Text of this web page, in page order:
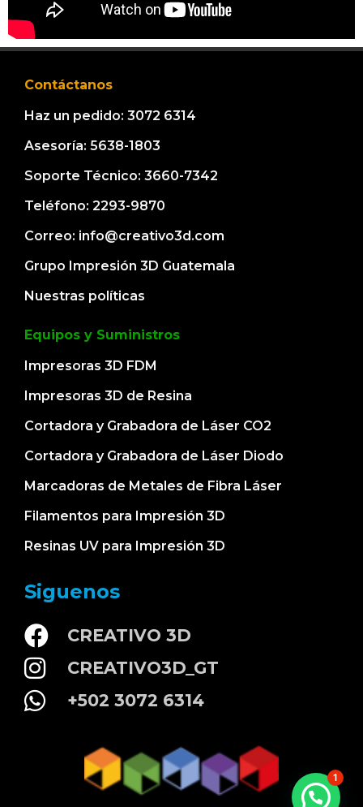
Contáctanos
Haz un pedido: 3072 6314
Asesoría: 5638-1803
Soporte Técnico: 3660-7342
Teléfono: 2293-9870
Correo: info@creativo3d.com
Grupo Impresión 3D Guatemala
Nuestras políticas
Equipos y Suministros
Impresoras 3D FDM
Impresoras 3D de Resina
Cortadora y Grabadora de Láser CO2
Cortadora y Grabadora de Láser Diodo
Marcadoras de Metales de Fibra Láser
Filamentos para Impresión 3D
Resinas UV para Impresión 3D
Siguenos
CREATIVO 3D
CREATIVO3D_GT
+502 3072 6314
1